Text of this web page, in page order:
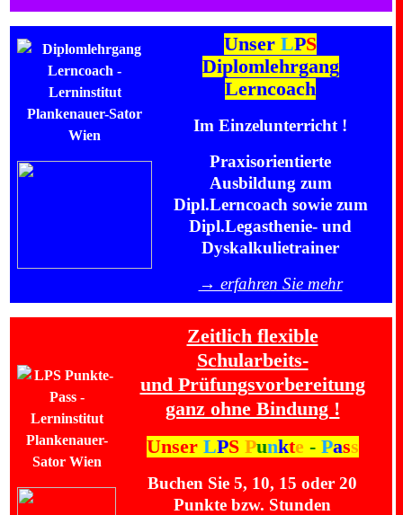
Unser LPS
Diplomlehrgang
Lerncoach
Im Einzelunterricht !
Praxisorientierte
Ausbildung zum
Dipl.Lerncoach sowie zum
Dipl.Legasthenie- und
Dyskalkulietrainer
→ erfahren Sie mehr
Zeitlich flexible
Schularbeits-
und Prüfungsvorbereitung
ganz ohne Bindung !
Unser LPS Punkte - Pass
Buchen Sie 5, 10, 15 oder 20
Punkte bzw. Stunden